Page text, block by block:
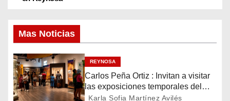
v
e
g
a
Mas Noticias
REYNOSA
Carlos Peña Ortiz : Invitan a visitar
las exposiciones temporales del
Museo del Ferrocarril Reynosa
Karla Sofia Martínez Avilés